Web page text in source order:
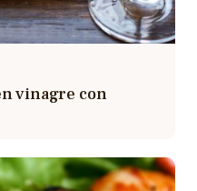
vinagre con